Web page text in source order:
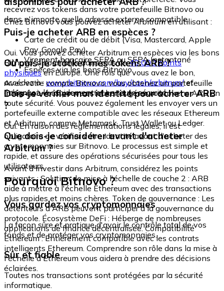
recevrez vos tokens dans votre portefeuille Bitnovo ou
dans n'importe quelle adresse externe compatible.
Chez Bitnovo vous pouvez acheter Arbitrum en utilisant :
Carte de crédit ou de débit (Visa, Mastercard, Apple
Pay, Google Pay)
Virement bancaire SEPA ou SEPA Instantané
Espèces via les bons Bitnovo
Puis-je acheter ARB en espèces ?
Oui. Vous pouvez acheter Arbitrum en espèces via les bons
Bitnovo, disponibles dans plus de40 000 points
physiquesen Europe. Une fois que vous avez le bon,
accédez à : www.bitnovo.com/buy/cash/arbitrum/et
échangez-le rapidement et en toute sécurité.
Où puis-je stocker mes tokens ARB ?
Avec votre compte Bitnovo, vous obtenez un portefeuille
intégré où vous pouvez stocker et gérer vos tokens ARB en
toute sécurité. Vous pouvez également les envoyer vers un
portefeuille externe compatible avec les réseaux Ethereum
et Arbitrum, comme Metamask, Trust Wallet ou Ledger.
Dois-je vérifier mon identité pour acheter ARB
?
Oui. En raison des réglementations légales, il est
obligatoire de vérifier votre identité avant d'acheter des
cryptomonnaies sur Bitnovo. Le processus est simple et
rapide, et assure des opérations sécurisées pour tous les
utilisateurs.
Que dois-je considérer avant d'acheter
Arbitrum ?
Avant d'investir dans Arbitrum, considérez les points
suivants : Solution de mise à l'échelle de couche 2 : ARB
aide à mettre à l'échelle Ethereum avec des transactions
plus rapides et moins chères. Token de gouvernance : Les
détenteurs d'ARB peuvent participer à la gouvernance du
protocole. Écosystème DeFi : Héberge de nombreuses
applications de finance décentralisée. Compatibilité
Ethereum : Entièrement compatible avec les contrats
intelligents Ethereum. Comprendre son rôle dans la mise à
l'échelle d'Ethereum vous aidera à prendre des décisions
éclairées.
Pourquoi Bitnovo ?
Vous gardez vos cryptomonnaies
La façon sûre et pratique d'avoir le contrôle total de vos
fonds et de protéger vos cryptomonnaies.
Sûr et fiable
Toutes nos transactions sont protégées par la sécurité
informatique.